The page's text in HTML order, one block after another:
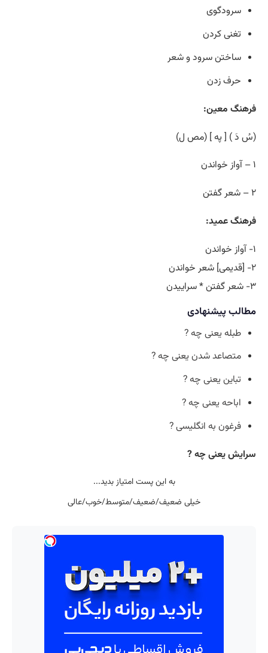
سرودگوی
تغنی کردن
ساختن سرود و شعر
حرف زدن
فرهنگ معین:
(سُ دَ ) [ په ] (مص ل)
۱ – آواز خواندن
۲ – شعر گفتن
فرهنگ عمید:
۱- آواز خواندن
۲- [قدیمی] شعر خواندن
۳- شعر گفتن * سراییدن
مطالب پیشنهادی
طبله یعنی چه ?
متصاعد شدن یعنی چه ?
تباین یعنی چه ?
اباحه یعنی چه ?
فرغون به انگلیسی ?
سرایش یعنی چه ?
به این پست امتیاز بدید...
خیلی ضعیف/ضعیف/متوسط/خوب/عالی